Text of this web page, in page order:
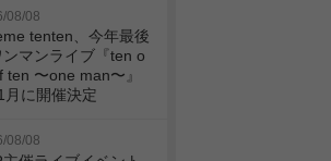
08/08
tenten、今年最後
ンマンライブ『ten o
ten 〜one man〜』
月に開催決定
08/08